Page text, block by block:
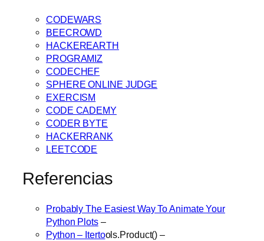
CODEWARS
BEECROWD
HACKEREARTH
PROGRAMIZ
CODECHEF
SPHERE ONLINE JUDGE
EXERCISM
CODE CADEMY
CODER BYTE
HACKERRANK
LEETCODE
Referencias
Probably The Easiest Way To Animate Your
Python Plots–
Python – Itertools.Product() –